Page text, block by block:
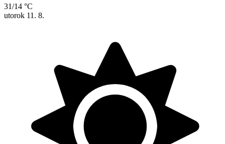
31/14 °C
utorok 11. 8.